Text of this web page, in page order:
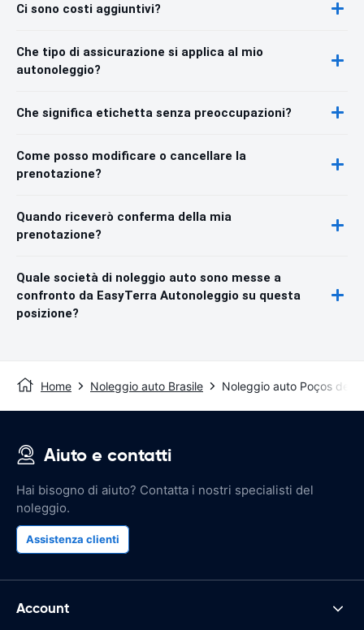
Ci sono costi aggiuntivi?
Che tipo di assicurazione si applica al mio
autonoleggio?
Che significa etichetta senza preoccupazioni?
Come posso modificare o cancellare la
prenotazione?
Quando riceverò conferma della mia
prenotazione?
Quale società di noleggio auto sono messe a
confronto da EasyTerra Autonoleggio su questa
posizione?
Home Noleggio auto Brasile Noleggio auto Poços de
Aiuto e contatti
Hai bisogno di aiuto? Contatta i nostri specialisti del
noleggio.
Assistenza clienti
Account